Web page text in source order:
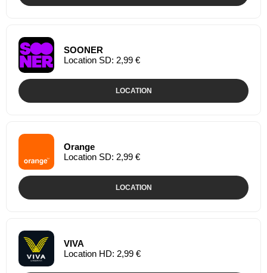
SOONER
Location SD: 2,99 €
LOCATION
Orange
Location SD: 2,99 €
LOCATION
VIVA
Location HD: 2,99 €